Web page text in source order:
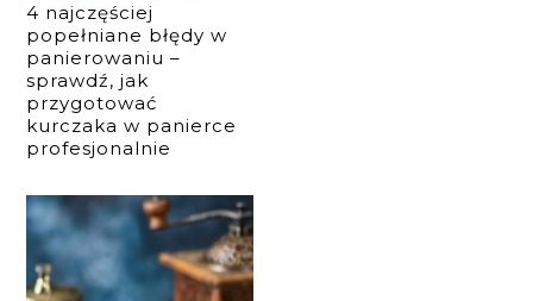
4 najczęściej
popełniane błędy w
panierowaniu –
sprawdź, jak
przygotować
kurczaka w panierce
profesjonalnie